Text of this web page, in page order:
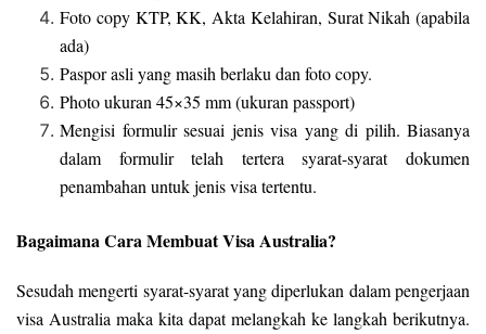
Foto copy KTP, KK, Akta Kelahiran, Surat Nikah (apabila
ada)
Paspor asli yang masih berlaku dan foto copy.
Photo ukuran 45×35 mm (ukuran passport)
Mengisi formulir sesuai jenis visa yang di pilih. Biasanya
dalam formulir telah tertera syarat-syarat dokumen
penambahan untuk jenis visa tertentu.
Bagaimana Cara Membuat Visa Australia?
Sesudah mengerti syarat-syarat yang diperlukan dalam pengerjaan
visa Australia maka kita dapat melangkah ke langkah berikutnya.